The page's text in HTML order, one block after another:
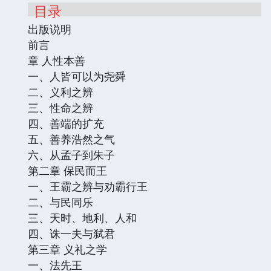
目录
出版说明
前言
章 人性本善
一、人皆可以为尧舜
二、义利之辨
三、性命之辨
四、善端的扩充
五、善养浩然之气
六、从孟子到朱子
第二章 保民而王
一、王霸之辨与劝霸行王
二、与民同乐
三、天时、地利、人和
四、诛一夫与弑君
第三章 义礼之学
一、法先王